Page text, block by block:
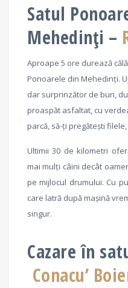
Satul
Mehedinți –
Aproape 5 ore durează
Ponoarele din Mehedinți.
dar surprinzător de bun,
proaspăt asfaltat, cu
parcă, să-ți pregătești
Ultimii 30 de kilometri
mai mulți câini decât
pe mijlocul drumului. Cu
care latră după mașină
singur.
Cazare în
Conacu’